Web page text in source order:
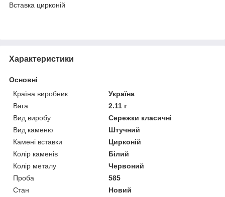
Вставка цирконій
Характеристики
Основні
Країна виробник
Україна
Вага
2.11 г
Вид виробу
Сережки класичні
Вид каменю
Штучний
Камені вставки
Цирконій
Колір каменів
Білий
Колір металу
Червоний
Проба
585
Стан
Новий